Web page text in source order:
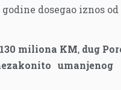
dosegao iznos
miliona KM, dug